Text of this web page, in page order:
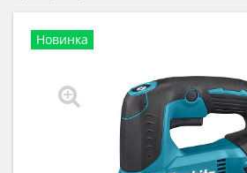
Новинка